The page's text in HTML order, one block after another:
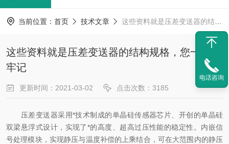
当前位置： 首页 技术文章 这些资料就是压差变送器的结构规格，您一定要牢记
这些资料就是压差变送器的结构规格，您一定要
牢记
更新时间：2021-03-02 点击次数：3185
压差变送器采用*技术制成的单晶硅传感器芯片、开创的单晶硅
双梁悬浮式设计，实现了*的高度、超高过压性能的稳定性。内嵌信
号处理模块，实现静压与温度补偿的上乘结合，可在大范围内的静压
电话咨询